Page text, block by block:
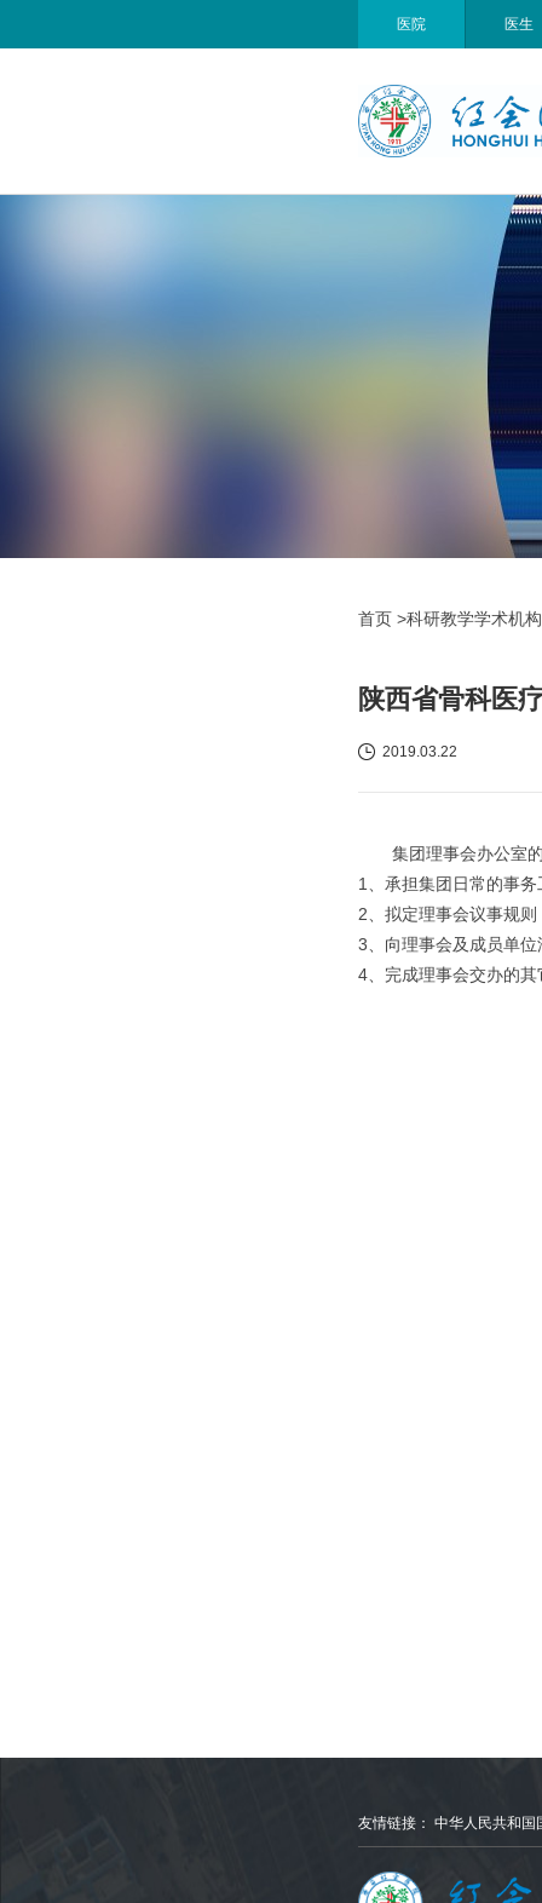
医院 医生
首页 >科研教学学术机
陕西省骨科医
2019.03.22
集团理事会办公室
1、承担集团日常的事
2、拟定理事会议事规则
3、向理事会及成员单
4、完成理事会交办的其
友情链接： 中华人民共和国